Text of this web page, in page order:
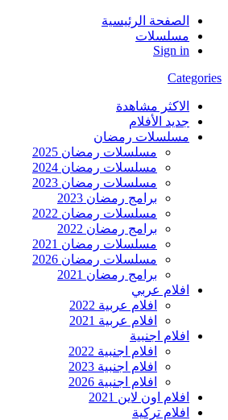
الصفحة الرئيسية
مسلسلات
Sign in
Categories
الاكثر مشاهدة
جديد الأفلام
مسلسلات رمضان
مسلسلات رمضان 2025
مسلسلات رمضان 2024
مسلسلات رمضان 2023
برامج رمضان 2023
مسلسلات رمضان 2022
برامج رمضان 2022
مسلسلات رمضان 2021
مسلسلات رمضان 2026
برامج رمضان 2021
افلام عربي
افلام عربية 2022
افلام عربية 2021
افلام اجنبية
افلام اجنبية 2022
افلام اجنبية 2023
افلام اجنبية 2026
افلام اون لاين 2021
افلام تركية